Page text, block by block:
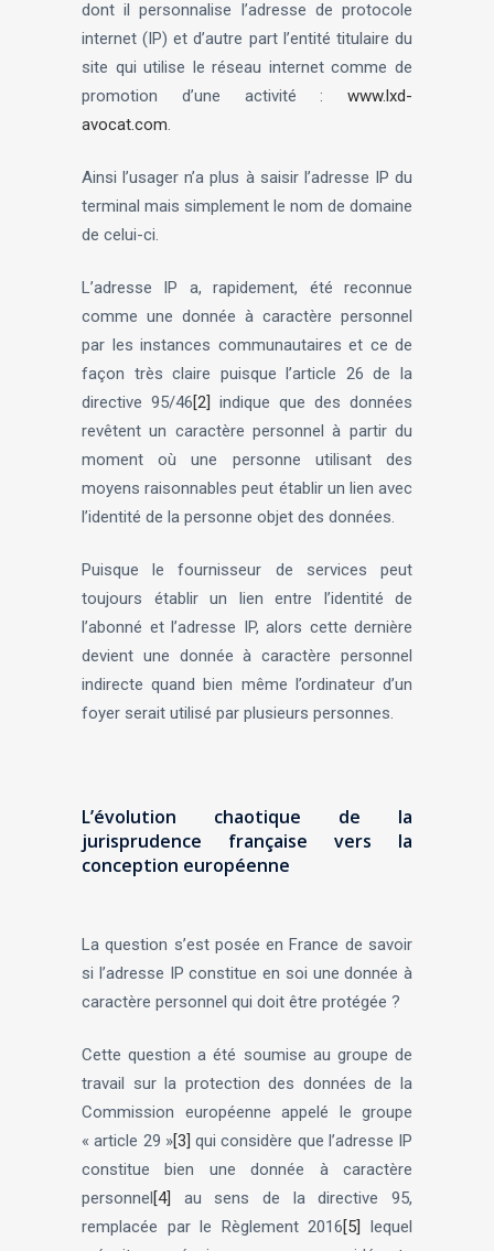
dont il personnalise l’adresse de protocole
internet (IP) et d’autre part l’entité titulaire du
site qui utilise le réseau internet comme de
promotion d’une activité : www.lxd-
avocat.com
Ainsi l’usager n’a plus à saisir l’adresse IP du
terminal mais simplement le nom de domaine
de celui-ci.
L’adresse IP a, rapidement, été reconnue
comme une donnée à caractère personnel
par les instances communautaires et ce de
façon très claire puisque l’article 26 de la
directive 95/46[2] indique que des données
revêtent un caractère personnel à partir du
moment où une personne utilisant des
moyens raisonnables peut établir un lien avec
l’identité de la personne objet des données.
Puisque le fournisseur de services peut
toujours établir un lien entre l’identité de
l’abonné et l’adresse IP, alors cette dernière
devient une donnée à caractère personnel
indirecte quand bien même l’ordinateur d’un
foyer serait utilisé par plusieurs personnes.
L’évolution chaotique de la
jurisprudence française vers la
conception européenne
La question s’est posée en France de savoir
si l’adresse IP constitue en soi une donnée à
caractère personnel qui doit être protégée ?
Cette question a été soumise au groupe de
travail sur la protection des données de la
Commission européenne appelé le groupe
« article 29 »[3] qui considère que l’adresse IP
constitue bien une donnée à caractère
personnel[4]
au sens de la directive 95,
remplacée par le Règlement 2016[5]
lequel